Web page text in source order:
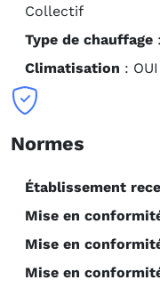
Collectif
Type de chauffage :
Climatisation : OUI
Normes
Établissement
Mise en
Mise en
Mise en